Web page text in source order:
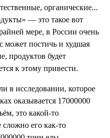
органические...
— это такое вот
мере, в России очень
может постичь и худшая
продуктов будет
к этому привести.
в исследовании, которое
оказывается 17000000
это какой-то
его как-то